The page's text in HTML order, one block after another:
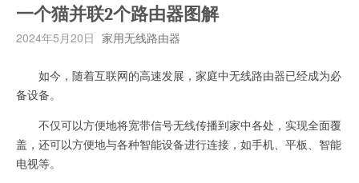
一个猫并联2个路由器图解
2024年5月20日 家用无线路由器
如今，随着互联网的高速发展，家庭中无线路由器已经成为必
备设备。
不仅可以方便地将宽带信号无线传播到家中各处，实现全面覆
盖，还可以方便地与各种智能设备进行连接，如手机、平板、智能
电视等。